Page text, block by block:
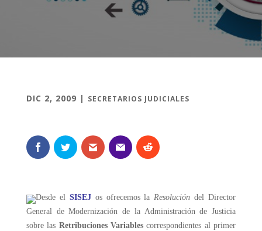
DIC 2, 2009 | SECRETARIOS JUDICIALES
Desde el SISEJos ofrecemos laResolución del Director
General de Modernización de la Administración de Justicia
sobre las Retribuciones Variables correspondientes al primer